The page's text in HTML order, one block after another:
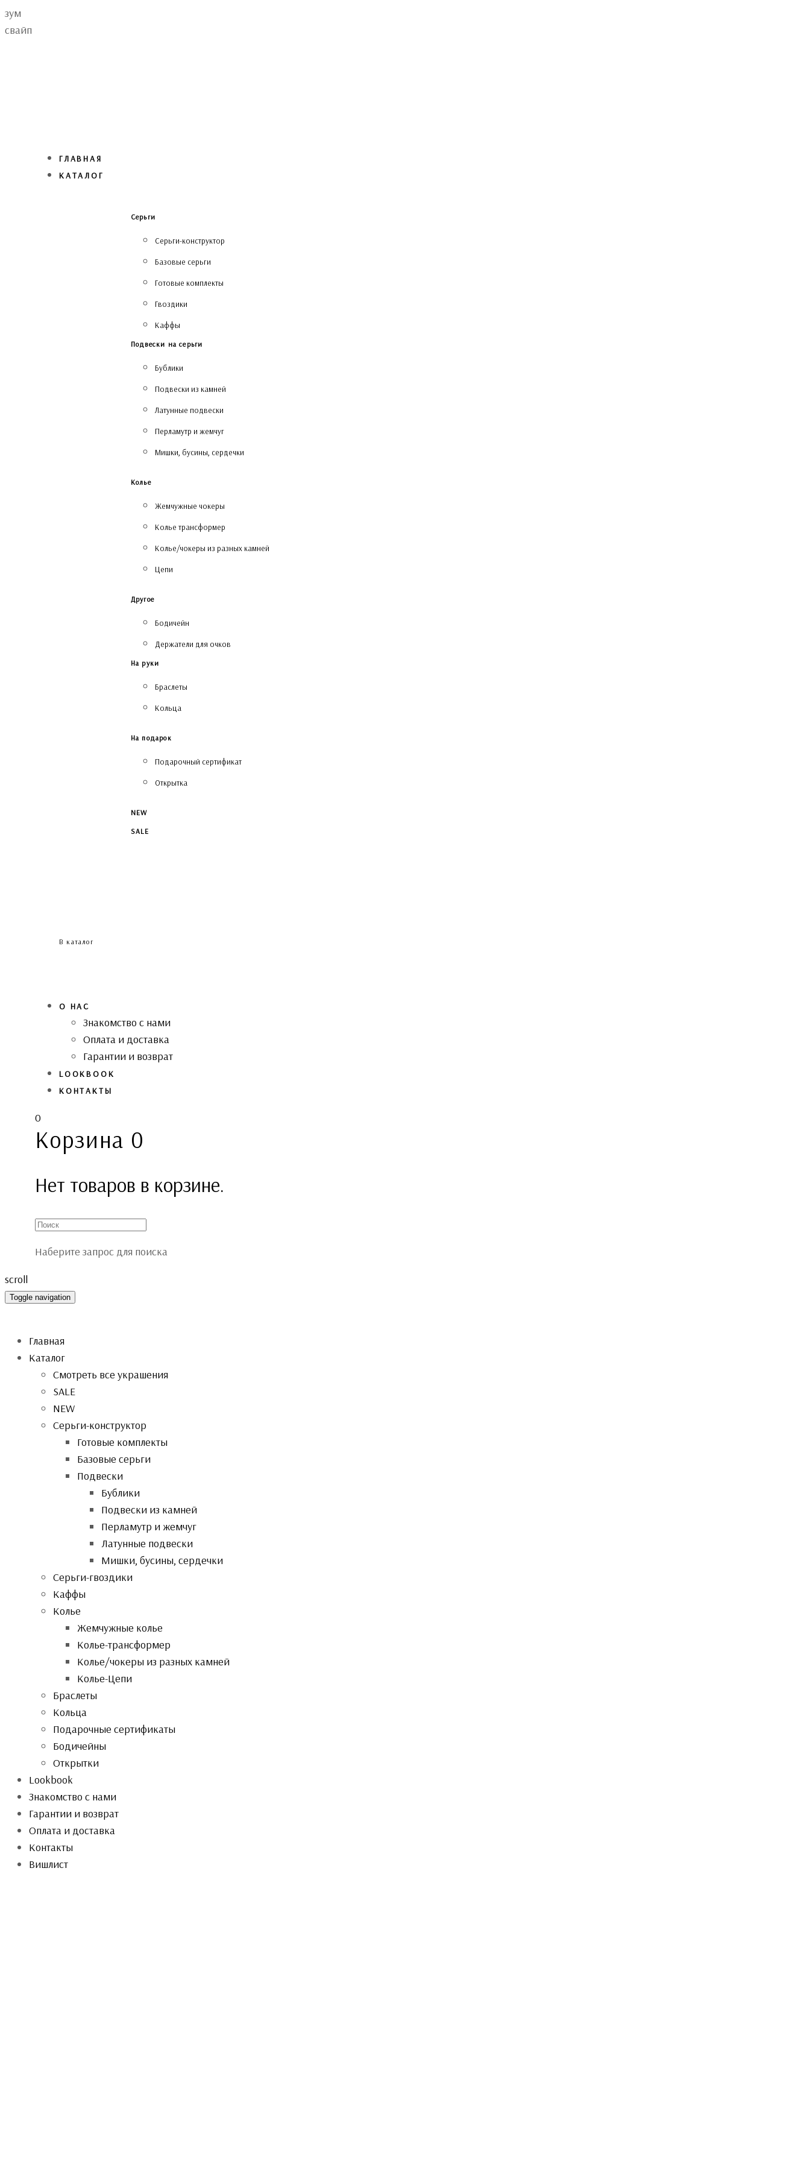
Skip
links
Skip
to
зум
свайп
ГЛАВНАЯ
КАТАЛОГ
Серьги
Серьги-конструктор
Базовые серьги
Готовые комплекты
Гвоздики
Каффы
Подвески на серьги
Бублики
Подвески из камней
Латунные подвески
Перламутр и жемчуг
Мишки, бусины, сердечки
Колье
Жемчужные чокеры
Колье трансформер
Колье/чокеры из разных камней
Цепи
Другое
Бодичейн
Держатели для очков
На руки
Браслеты
Кольца
На подарок
Подарочный сертификат
Открытка
NEW
SALE
В каталог
О НАС
Знакомство с нами
Оплата и доставка
Гарантии и возврат
LOOKBOOK
КОНТАКТЫ
0
Корзина 0
Нет товаров в корзине.
Наберите запрос для поиска
scroll
Toggle navigation
Главная
Каталог
Смотреть все украшения
SALE
NEW
Серьги-конструктор
Готовые комплекты
Базовые серьги
Подвески
Бублики
Подвески из камней
Перламутр и жемчуг
Латунные подвески
Мишки, бусины, сердечки
Серьги-гвоздики
Каффы
Колье
Жемчужные колье
Колье-трансформер
Колье/чокеры из разных камней
Колье-Цепи
Браслеты
Кольца
Подарочные сертификаты
Бодичейны
Открытки
Lookbook
Знакомство с нами
Гарантии и возврат
Оплата и доставка
Контакты
Вишлист